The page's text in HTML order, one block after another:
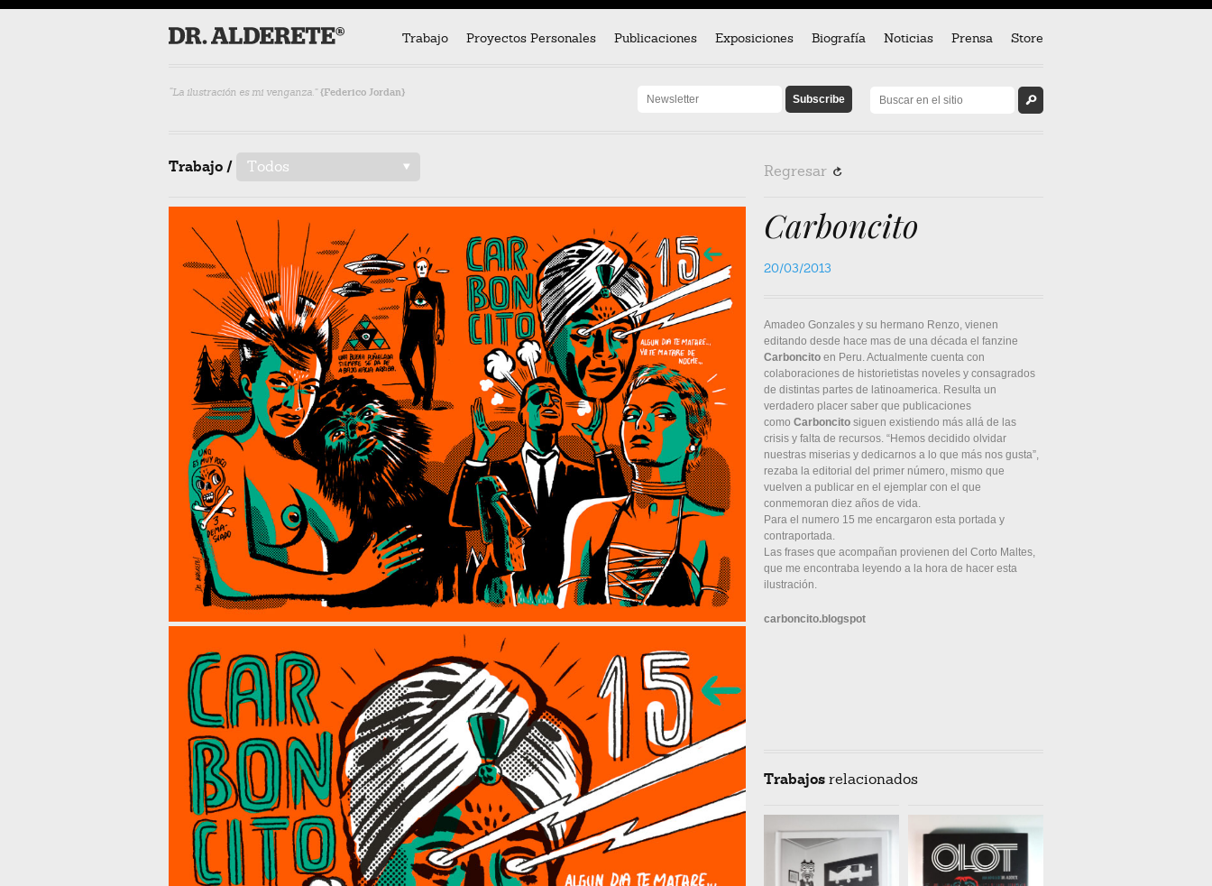
Trabajo Proyectos Personales Publicaciones Exposiciones Biografía Noticias Prensa Store
“La ilustración es mi venganza.”{Federico Jordan}
Trabajo / /
Todos Regresar R
Carboncito
20/03/2013
Amadeo Gonzales y su hermano Renzo, vienen
editando desde hace mas de una década el fanzine
Carboncito en Peru. Actualmente cuenta con
colaboraciones de historietistas noveles y consagrados
de distintas partes de latinoamerica. Resulta un
verdadero placer saber que publicaciones
como Carboncito siguen existiendo más allá de las
crisis y falta de recursos. “Hemos decidido olvidar
nuestras miserias y dedicarnos a lo que más nos gusta”,
rezaba la editorial del primer número, mismo que
vuelven a publicar en el ejemplar con el que
conmemoran diez años de vida.
Para el numero 15 me encargaron esta portada y
contraportada.
Las frases que acompañan provienen del Corto Maltes,
que me encontraba leyendo a la hora de hacer esta
ilustración.
carboncito.blogspot
Trabajosrelacionados